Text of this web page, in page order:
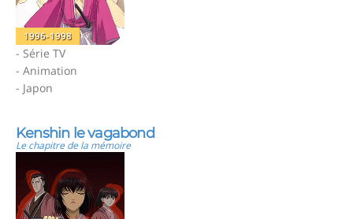
1996-1998
- Série TV
- Animation
- Japon
Kenshin le vagabond
Le chapitre de la mémoire